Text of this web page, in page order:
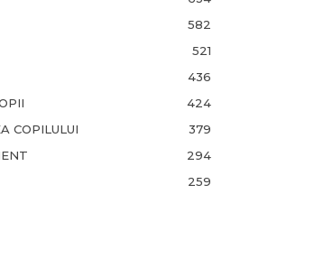
582
521
436
424
COPILULUI
379
294
259